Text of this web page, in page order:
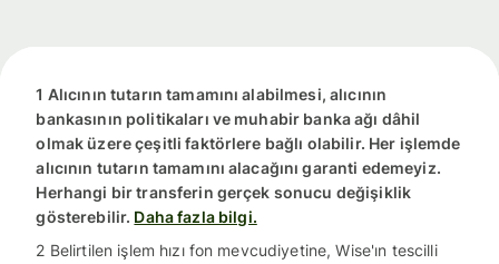
1 Alıcının tutarın tamamını alabilmesi, alıcının
bankasının politikaları ve muhabir banka ağı dâhil
olmak üzere çeşitli faktörlere bağlı olabilir. Her işlemde
alıcının tutarın tamamını alacağını garanti edemeyiz.
Herhangi bir transferin gerçek sonucu değişiklik
gösterebilir. Daha fazla bilgi.
2 Belirtilen işlem hızı fon mevcudiyetine, Wise'ın tescilli